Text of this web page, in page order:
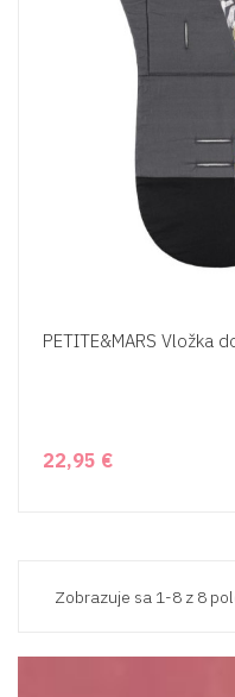
PETITE&MARS Vložka
22,95 €
Zobrazuje sa 1-8 z 8